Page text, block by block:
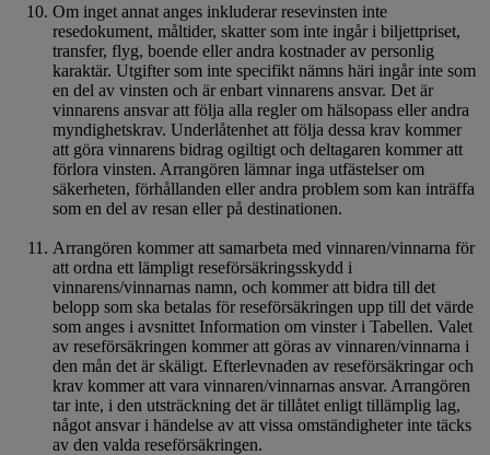
Om inget annat anges inkluderar resevinsten inte
resedokument, måltider, skatter som inte ingår i biljettpriset,
transfer, flyg, boende eller andra kostnader av personlig
karaktär. Utgifter som inte specifikt nämns häri ingår inte som
en del av vinsten och är enbart vinnarens ansvar. Det är
vinnarens ansvar att följa alla regler om hälsopass eller andra
myndighetskrav. Underlåtenhet att följa dessa krav kommer
att göra vinnarens bidrag ogiltigt och deltagaren kommer att
förlora vinsten. Arrangören lämnar inga utfästelser om
säkerheten, förhållanden eller andra problem som kan inträffa
som en del av resan eller på destinationen.
Arrangören kommer att samarbeta med vinnaren/vinnarna för
att ordna ett lämpligt reseförsäkringsskydd i
vinnarens/vinnarnas namn, och kommer att bidra till det
belopp som ska betalas för reseförsäkringen upp till det värde
som anges i avsnittet Information om vinster i Tabellen. Valet
av reseförsäkringen kommer att göras av vinnaren/vinnarna i
den mån det är skäligt. Efterlevnaden av reseförsäkringar och
krav kommer att vara vinnaren/vinnarnas ansvar. Arrangören
tar inte, i den utsträckning det är tillåtet enligt tillämplig lag,
något ansvar i händelse av att vissa omständigheter inte täcks
av den valda reseförsäkringen.